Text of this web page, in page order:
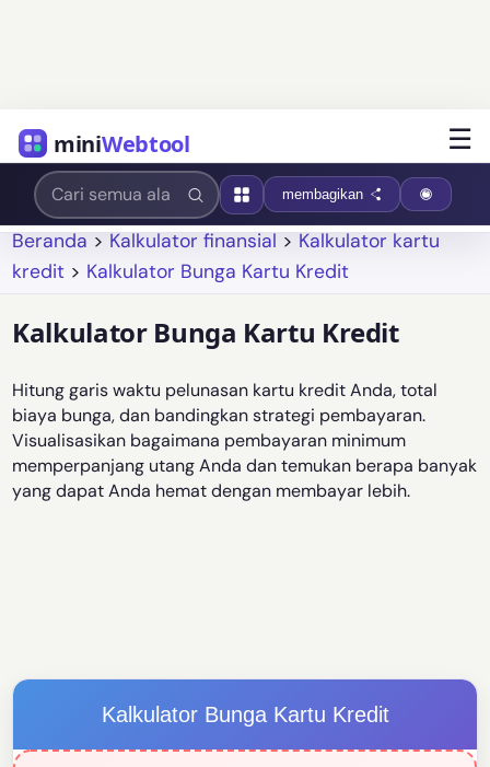
miniWebtool ☰
membagikan
Beranda > Kalkulator finansial > Kalkulator kartu
kredit > Kalkulator Bunga Kartu Kredit
Kalkulator Bunga Kartu Kredit
Hitung garis waktu pelunasan kartu kredit Anda, total
biaya bunga, dan bandingkan strategi pembayaran.
Visualisasikan bagaimana pembayaran minimum
memperpanjang utang Anda dan temukan berapa banyak
yang dapat Anda hemat dengan membayar lebih.
Kalkulator Bunga Kartu Kredit